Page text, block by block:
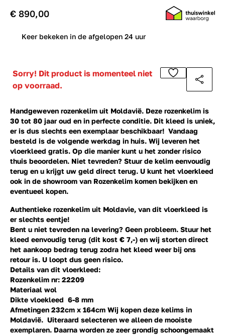
Authentieke rozenkelim uit Moldavie, van dit vloerkleed is
er slechts eentje!
Bent u niet tevreden na levering? Geen probleem. Stuur het
kleed eenvoudig terug (dit kost € 7,-) en wij storten direct
het aankoop bedrag terug zodra het kleed weer bij ons
retour is. U loopt dus geen risico.
Details van dit vloerkleed:
Rozenkelim nr: 22209
Materiaal wol
Dikte vloekleed 6-8 mm
Afmetingen 232cm x 164cm Wij kopen deze kelims in
Moldavië. Uiteraard selecteren we alleen de mooiste
exemplaren. Daarna worden ze zeer grondig schoongemaakt
€ 890,00
Keer bekeken in de afgelopen 24 uur
Sorry! Dit product is momenteel niet
op voorraad.
Handgeweven rozenkelim uit Moldavië. Deze rozenkelim is
30 tot 80 jaar oud en in perfecte conditie. Dit kleed is uniek,
er is dus slechts een exemplaar beschikbaar! Vandaag
besteld is de volgende werkdag in huis. Wij leveren het
vloerkleed gratis. Op die manier kunt u het zonder risico
thuis beoordelen. Niet tevreden? Stuur de kelim eenvoudig
terug en u krijgt uw geld direct terug. U kunt het vloerkleed
ook in de showroom van Rozenkelim komen bekijken en
eventueel kopen.